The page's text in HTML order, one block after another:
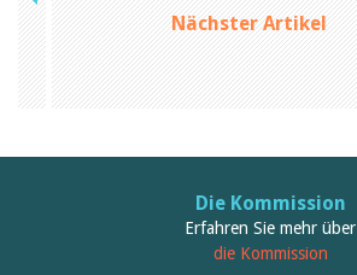
2013
2012
Nächster Artikel
Die Kommission
Erfahren Sie mehr über
die Kommission